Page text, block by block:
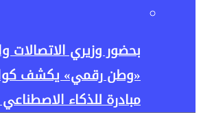
بحضور وزيري الاتصالات
«وطن رقمي» يكشف
مبادرة للذكاء